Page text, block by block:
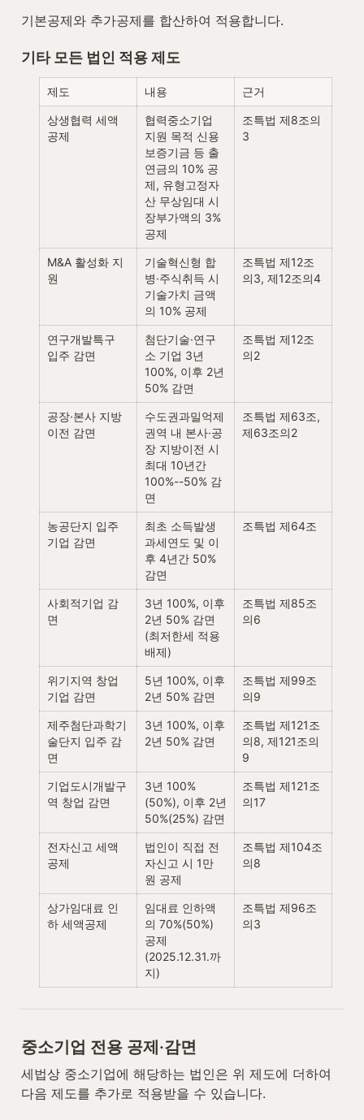
기본공제와 추가공제를 합산하여 적용합니다.
기타 모든 법인 적용 제도
제도 내용 근거
상생협력 세액
공제
협력중소기업
지원 목적 신용
보증기금 등 출
연금의 10% 공
제, 유형고정자
산 무상임대 시
장부가액의 3%
공제
조특법 제8조의
3
M&A 활성화 지
원
기술혁신형 합
병·주식취득 시
기술가치 금액
의 10% 공제
조특법 제12조
의3, 제12조의4
연구개발특구
입주 감면
첨단기술·연구
소 기업 3년
100%, 이후 2년
50% 감면
조특법 제12조
의2
공장·본사 지방
이전 감면
수도권과밀억제
권역 내 본사·공
장 지방이전 시
최대 10년간
100%--50% 감
면
조특법 제63조,
제63조의2
농공단지 입주
기업 감면
최초 소득발생
과세연도 및 이
후 4년간 50%
감면
조특법 제64조
사회적기업 감
면
3년 100%, 이후
2년 50% 감면
(최저한세 적용
배제)
조특법 제85조
의6
위기지역 창업
기업 감면
5년 100%, 이후
2년 50% 감면
조특법 제99조
의9
제주첨단과학기
술단지 입주 감
면
3년 100%, 이후
2년 50% 감면
조특법 제121조
의8, 제121조의
9
기업도시개발구
역 창업 감면
3년 100%
(50%), 이후 2년
50%(25%) 감면
조특법 제121조
의17
전자신고 세액
공제
법인이 직접 전
자신고 시 1만
원 공제
조특법 제104조
의8
상가임대료 인
하 세액공제
임대료 인하액
의 70%(50%)
공제
(2025.12.31.까
지)
조특법 제96조
의3
중소기업 전용 공제·감면
세법상 중소기업에 해당하는 법인은 위 제도에 더하여
다음 제도를 추가로 적용받을 수 있습니다.